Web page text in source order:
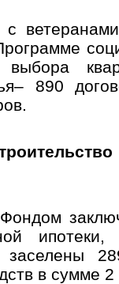
выбора
890
в сумме